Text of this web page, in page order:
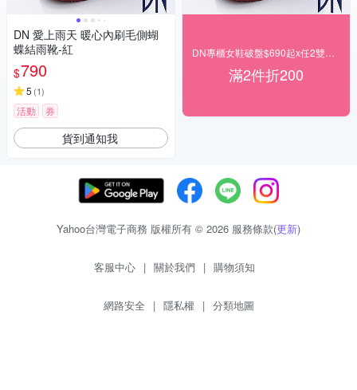
DN 愛上雨天 暖心內刷毛側蝴
蝶結雨靴-紅
$790
5 (1)
活動 券
貨到通知我
滿2件折200
Yahoo台灣電子商務 版權所有 © 2026 服務條款(更新)
客服中心 | 關於我們 | 購物須知
網路安全 | 隱私權 | 分類地圖